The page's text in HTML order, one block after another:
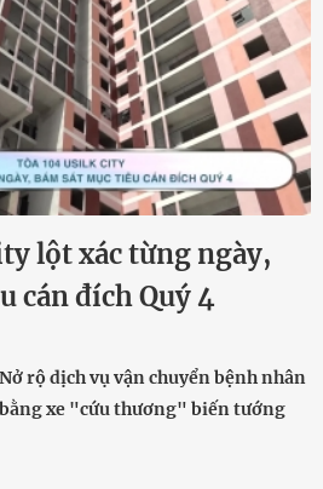
lột xác từng ngày,
cán đích Quý 4
Nở rộ dịch vụ vận chuyển bệnh nhân
bằng xe "cứu thương" biến tướng